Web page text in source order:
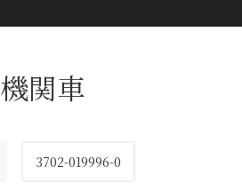
機関車
3702-019996-0